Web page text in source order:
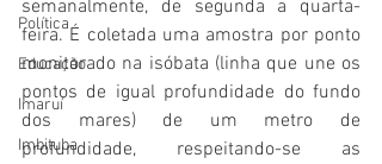
Política
Educação
Imaruí
Imbituba
semanalmente, de segunda a quarta-
feira. É coletada uma amostra por ponto
monitorado na isóbata (linha que une os
pontos de igual profundidade do fundo
dos mares) de um metro de
profundidade, respeitando-se as